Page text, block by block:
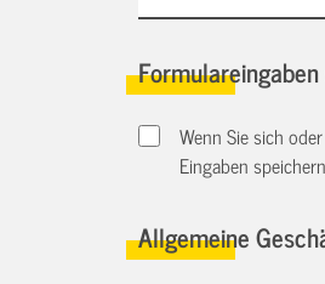
Wenn Sie sich
Eingaben
Allgemeine